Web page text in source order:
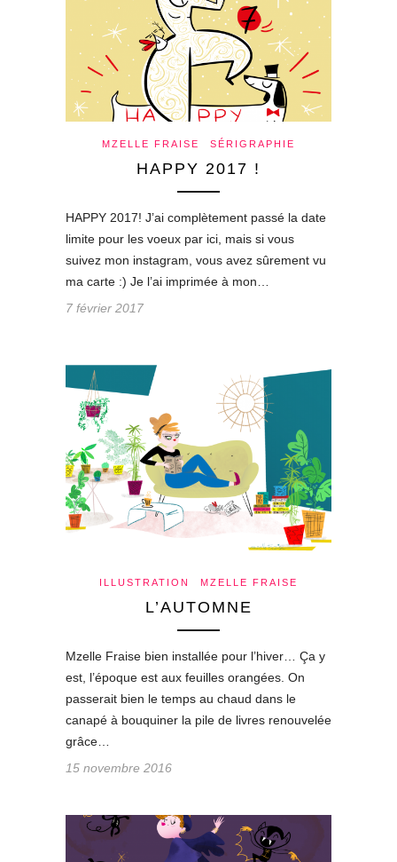
MZELLE FRAISE SÉRIGRAPHIE
HAPPY 2017 !
HAPPY 2017! J’ai complètement passé la date
limite pour les voeux par ici, mais si vous
suivez mon instagram, vous avez sûrement vu
ma carte :) Je l’ai imprimée à mon…
7 février 2017
ILLUSTRATION MZELLE FRAISE
L’AUTOMNE
Mzelle Fraise bien installée pour l’hiver… Ça y
est, l’époque est aux feuilles orangées. On
passerait bien le temps au chaud dans le
canapé à bouquiner la pile de livres renouvelée
grâce…
15 novembre 2016